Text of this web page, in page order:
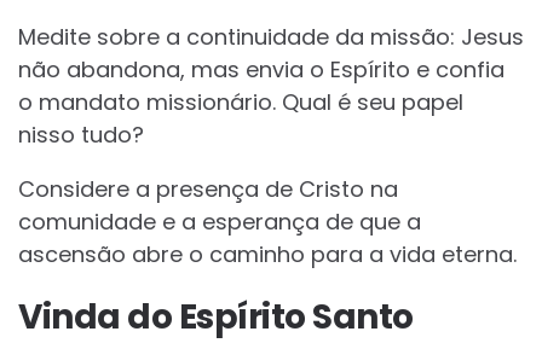
Medite sobre a continuidade da missão: Jesus
não abandona, mas envia o Espírito e confia
o mandato missionário. Qual é seu papel
nisso tudo?
Considere a presença de Cristo na
comunidade e a esperança de que a
ascensão abre o caminho para a vida eterna.
Vinda do Espírito Santo